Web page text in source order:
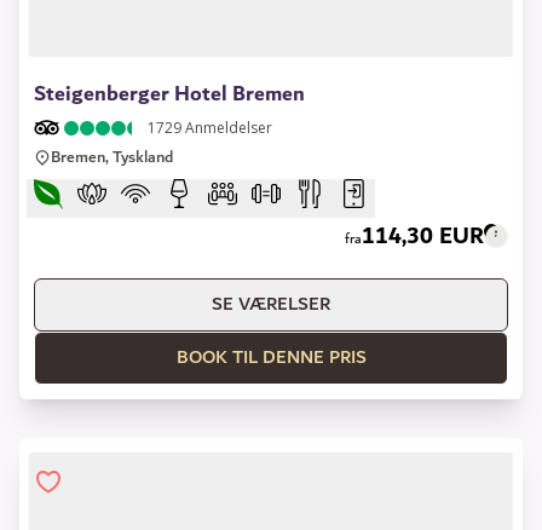
Steigenberger Hotel Bremen
1729Anmeldelser
Bremen, Tyskland
fra114,30 EUR
SE VÆRELSER
BOOK TIL DENNE PRIS